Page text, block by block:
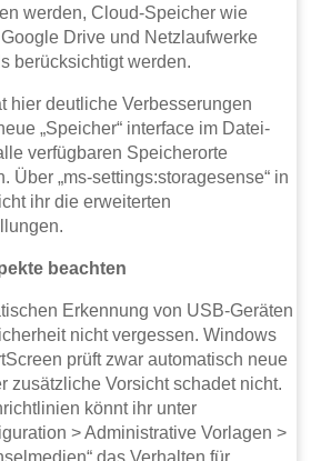
werden, Cloud-Speicher wie
Drive und Netzlaufwerke
berücksichtigt werden.
hier deutliche Verbesserungen
„Speicher“ interface im Datei-
verfügbaren Speicherorte
Über „ms-settings:storagesense“ in
ihr die erweiterten
beachten
Erkennung von USB-Geräten
nicht vergessen. Windows
prüft zwar automatisch neue
zusätzliche Vorsicht schadet nicht.
könnt ihr unter
> Administrative Vorlagen >